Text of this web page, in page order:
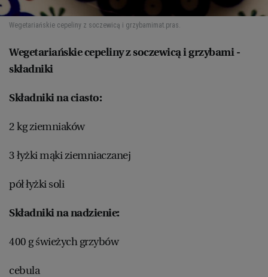
Wegetariańskie cepeliny z soczewicą i grzybamimat.pras.
Wegetariańskie cepeliny z soczewicą i grzybami -
składniki
Składniki na ciasto:
2 kg ziemniaków
3 łyżki mąki ziemniaczanej
pół łyżki soli
Składniki na nadzienie:
400 g świeżych grzybów
cebula